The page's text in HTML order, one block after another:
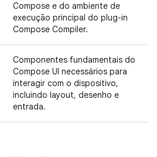
Compose e do ambiente de
execução principal do plug-in
Compose Compiler.
Componentes fundamentais do
Compose UI necessários para
interagir com o dispositivo,
incluindo layout, desenho e
entrada.